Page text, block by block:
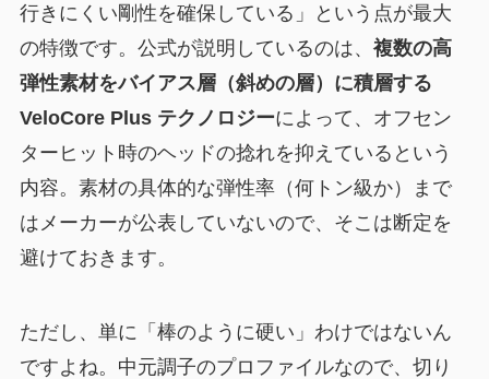
行きにくい剛性を確保している」という点が最大
の特徴です。公式が説明しているのは、 複数の高
弾性素材をバイアス層（斜めの層）に積層する
VeloCore Plus テクノロジーによって、オフセン
ターヒット時のヘッドの捻れを抑えているという
内容。素材の具体的な弾性率（何トン級か）まで
はメーカーが公表していないので、そこは断定を
避けておきます。
ただし、単に「棒のように硬い」わけではないん
ですよね。中元調子のプロファイルなので、切り